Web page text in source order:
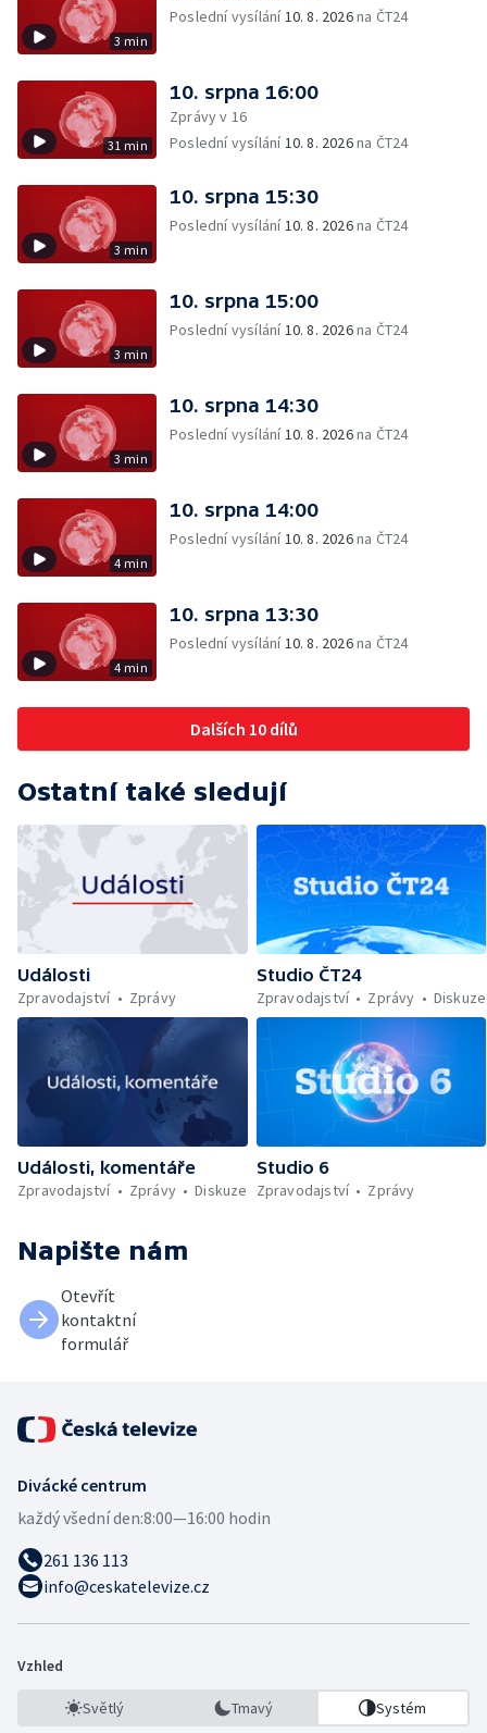
3 min
Poslední vysílání10. 8. 2026na ČT24
31 min
10. srpna 16:00
Zprávy v 16
Poslední vysílání10. 8. 2026na ČT24
3 min
10. srpna 15:30
Poslední vysílání10. 8. 2026na ČT24
3 min
10. srpna 15:00
Poslední vysílání10. 8. 2026na ČT24
3 min
10. srpna 14:30
Poslední vysílání10. 8. 2026na ČT24
4 min
10. srpna 14:00
Poslední vysílání10. 8. 2026na ČT24
4 min
10. srpna 13:30
Poslední vysílání10. 8. 2026na ČT24
Dalších 10 dílů
Ostatní také sledují
Události
Zpravodajství
Zprávy
Studio ČT24
Zpravodajství
Zprávy Diskuze
Události, komentáře
Zpravodajství
Zprávy Diskuze
Studio 6
Zpravodajství
Zprávy
Napište nám
Otevřít
kontaktní
formulář
Divácké centrum
každý všední den:8:00—16:00 hodin
261 136 113
info@ceskatelevize.cz
Vzhled
Světlý Tmavý Systém